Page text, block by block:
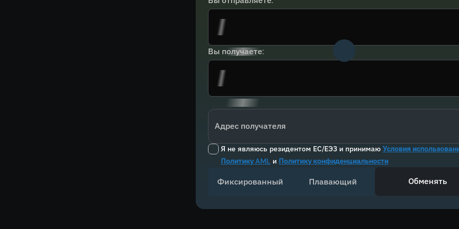
Вы получаете:
Адрес получателя
Я не являюсь резидентом ЕС/ЕЭЗ и принимаю Условия
Политику AML и Политику конфиденциальности
Фиксированный Плавающий Обменять